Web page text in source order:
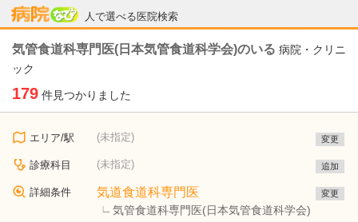
人で選べる医院検索
病院なび
気管食道科専門医(日本気管食道科学会)のいる 病院・クリニ
ック
179 件見つかりました
エリア/駅 (未指定) 変更
診療科目 (未指定) 追加
詳細条件 気道食道科専門医
気管食道科専門医(日本気管食道科学会)
変更